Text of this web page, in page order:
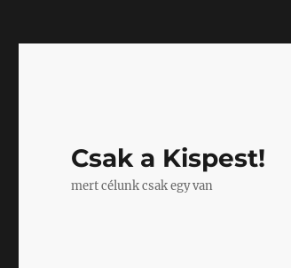
Csak a Kispest!
mert célunk csak egy van